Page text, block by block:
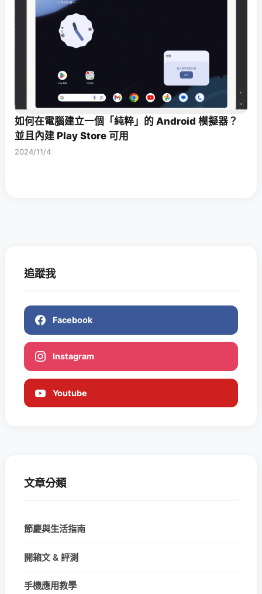
如何在電腦建立一個「純粹」的 Android 模擬器？
並且內建 Play Store 可用
2024/11/4
追蹤我
Facebook
Instagram
Youtube
文章分類
節慶與生活指南
開箱文 & 評測
手機應用教學